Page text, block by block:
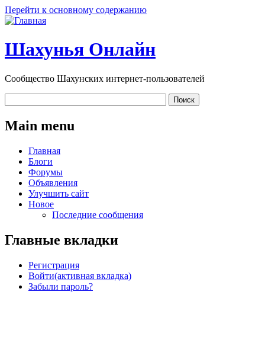
Перейти к основному содержанию
Шахунья Онлайн
Сообщество Шахунских интернет-пользователей
Main menu
Главная
Блоги
Форумы
Объявления
Улучшить сайт
Новое
Последние сообщения
Главные вкладки
Регистрация
Войти(активная вкладка)
Забыли пароль?